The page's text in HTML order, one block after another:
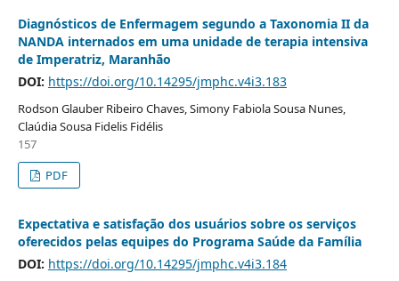
Diagnósticos de Enfermagem segundo a Taxonomia II da
NANDA internados em uma unidade de terapia intensiva
de Imperatriz, Maranhão
DOI: https://doi.org/10.14295/jmphc.v4i3.183
Rodson Glauber Ribeiro Chaves, Simony Fabiola Sousa Nunes,
Claúdia Sousa Fidelis Fidélis
157
PDF
Expectativa e satisfação dos usuários sobre os serviços
oferecidos pelas equipes do Programa Saúde da Família
DOI: https://doi.org/10.14295/jmphc.v4i3.184